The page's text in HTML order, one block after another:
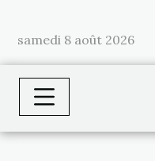
samedi 8 août 2026